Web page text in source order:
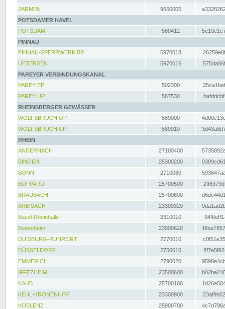
JARMEN
9660005
POTSDAMER HAVEL
POTSDAM
580412
PINNAU
PINNAU-SPERRWERK BP
5970018
UETERSEN
5970016
PAREYER VERBINDUNGSKANAL
PAREY EP
502300
PAREY UP
587530
RHEINSBERGER GEWÄSSER
WOLFSBRUCH OP
589000
WOLFSBRUCH UP
589010
RHEIN
ANDERNACH
27100400
BINGEN
25300200
BONN
2710080
BOPPARD
25700500
BRAUBACH
25700600
BREISACH
23300320
Basel-Rheinhalle
2310010
Bodenheim
23900620
DUISBURG-RUHRORT
2770010
DÜSSELDORF
2750010
EMMERICH
2790020
IFFEZHEIM
23500600
KAUB
25700100
KEHL-KRONENHOF
23300900
KOBLENZ
25900700